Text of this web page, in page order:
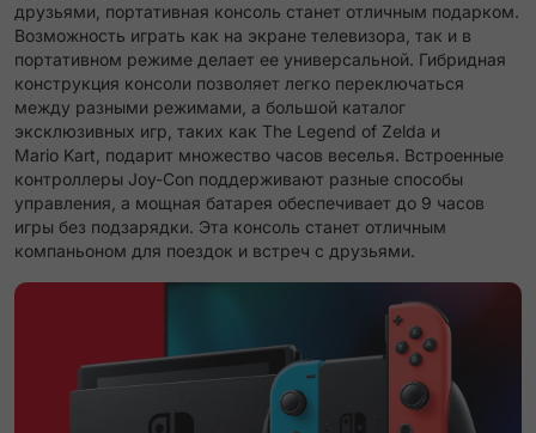
друзьями, портативная консоль станет отличным подарком.
Возможность играть как на экране телевизора, так и в
портативном режиме делает ее универсальной. Гибридная
конструкция консоли позволяет легко переключаться
между разными режимами, а большой каталог
эксклюзивных игр, таких как The Legend of Zelda и
Mario Kart, подарит множество часов веселья. Встроенные
контроллеры Joy-Con поддерживают разные способы
управления, а мощная батарея обеспечивает до 9 часов
игры без подзарядки. Эта консоль станет отличным
компаньоном для поездок и встреч с друзьями.